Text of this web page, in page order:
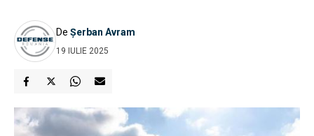
De Șerban Avram
19 IULIE 2025